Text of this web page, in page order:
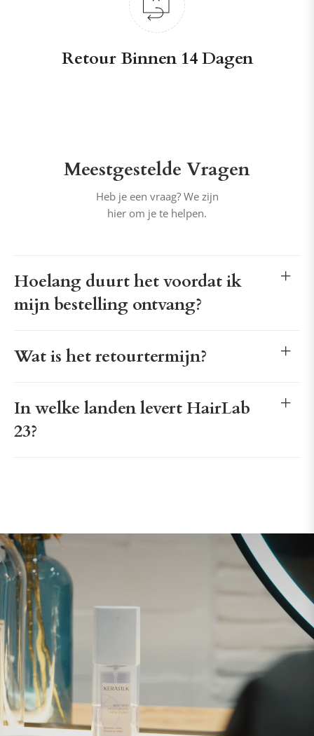
Retour Binnen 14 Dagen
Meestgestelde Vragen
Heb je een vraag? We zijn
hier om je te helpen.
Hoelang duurt het voordat ik
mijn bestelling ontvang?
Wat is het retourtermijn?
In welke landen levert HairLab
23?